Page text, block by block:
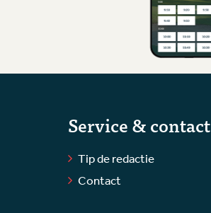
Service & contact
Tip de redactie
Contact